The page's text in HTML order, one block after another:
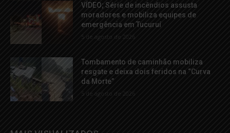
VÍDEO; Série de incêndios assusta
moradores e mobiliza equipes de
emergência em Tucuruí
5 de agosto de 2026
Tombamento de caminhão mobiliza
resgate e deixa dois feridos na “Curva
da Morte”
5 de agosto de 2026